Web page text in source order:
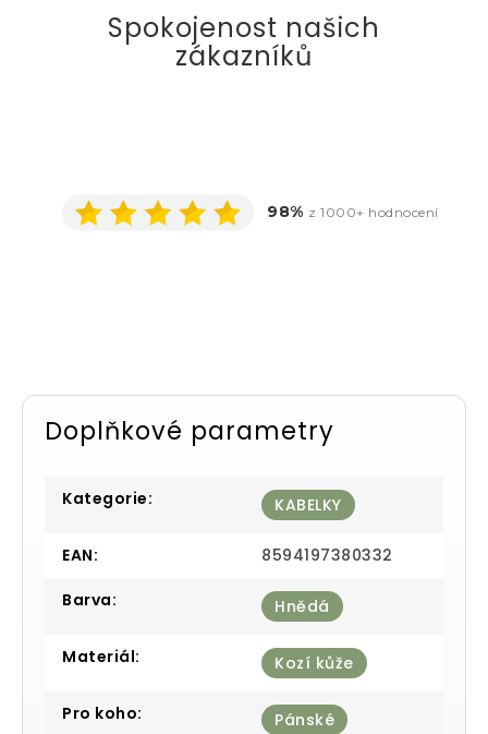
Spokojenost našich
zákazníků
98% z 1000+ hodnocení
Doplňkové parametry
Kategorie: KABELKY
EAN: 8594197380332
Barva: Hnědá
Materiál: Kozí kůže
Pro koho: Pánské